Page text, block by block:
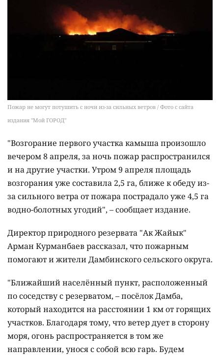
Пожар не могут потушить с ночи из-за сильных ветров / Фото с сайта
издания "Мой ГОРОД"
"Возгорание первого участка камыша произошло
вечером 8 апреля, за ночь пожар распространился
и на другие участки. Утром 9 апреля площадь
возгорания уже составила 2,5 га, ближе к обеду из-
за сильного ветра от пожара пострадало уже 4,5 га
водно-болотных угодий", – сообщает издание.
Директор природного резервата "Ак Жайык"
Арман Курманбаев рассказал, что пожарным
помогают и жители Дамбинского сельского округа.
"Ближайший населённый пункт, расположенный
по соседству с резерватом, – посёлок Дамба,
который находится на расстоянии 1 км от горящих
участков. Благодаря тому, что ветер дует в сторону
моря, огонь распространяется в том же
направлении, унося с собой всю гарь. Будем